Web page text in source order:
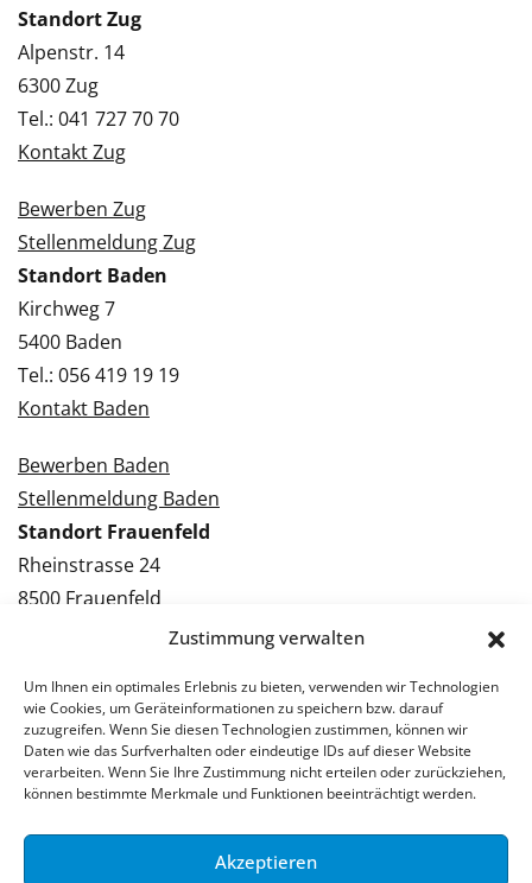
Zustimmung verwalten
Um Ihnen ein optimales Erlebnis zu bieten, verwenden wir Technologien
wie Cookies, um Geräteinformationen zu speichern bzw. darauf
zuzugreifen. Wenn Sie diesen Technologien zustimmen, können wir
Daten wie das Surfverhalten oder eindeutige IDs auf dieser Website
verarbeiten. Wenn Sie Ihre Zustimmung nicht erteilen oder zurückziehen,
können bestimmte Merkmale und Funktionen beeinträchtigt werden.
Akzeptieren
Standort Zug
Alpenstr. 14
6300 Zug
Tel.: 041 727 70 70
Kontakt Zug
Bewerben Zug
Stellenmeldung Zug
Standort Baden
Kirchweg 7
5400 Baden
Tel.: 056 419 19 19
Kontakt Baden
Bewerben Baden
Stellenmeldung Baden
Standort Frauenfeld
Rheinstrasse 24
8500 Frauenfeld
Tel.: 052 224 09 09
Bewerben Frauenfeld
Stellenmeldung Frauenfeld
© 2026 Stellenpartner AG